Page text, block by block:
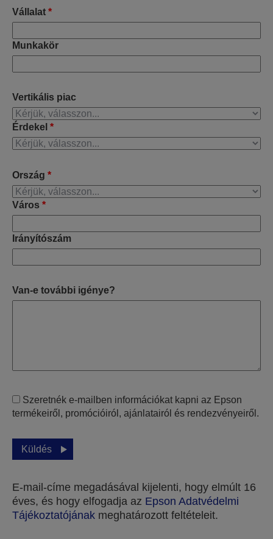
Vállalat *
Munkakör
Vertikális piac
Érdekel *
Ország *
Város *
Irányítószám
Van-e további igénye?
Szeretnék e-mailben információkat kapni az Epson
termékeiről, promócióiról, ajánlatairól és rendezvényeiről.
Küldés
E-mail-címe megadásával kijelenti, hogy elmúlt 16
éves, és hogy elfogadja az Epson Adatvédelmi
Tájékoztatójának meghatározott feltételeit.